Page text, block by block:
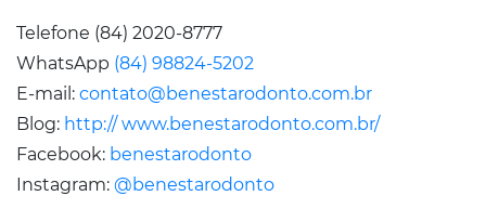
Telefone (84) 2020-8777
WhatsApp (84) 98824-5202
E-mail: contato@benestarodonto.com.br
Blog: http:// www.benestarodonto.com.br/
Facebook: benestarodonto
Instagram: @benestarodonto